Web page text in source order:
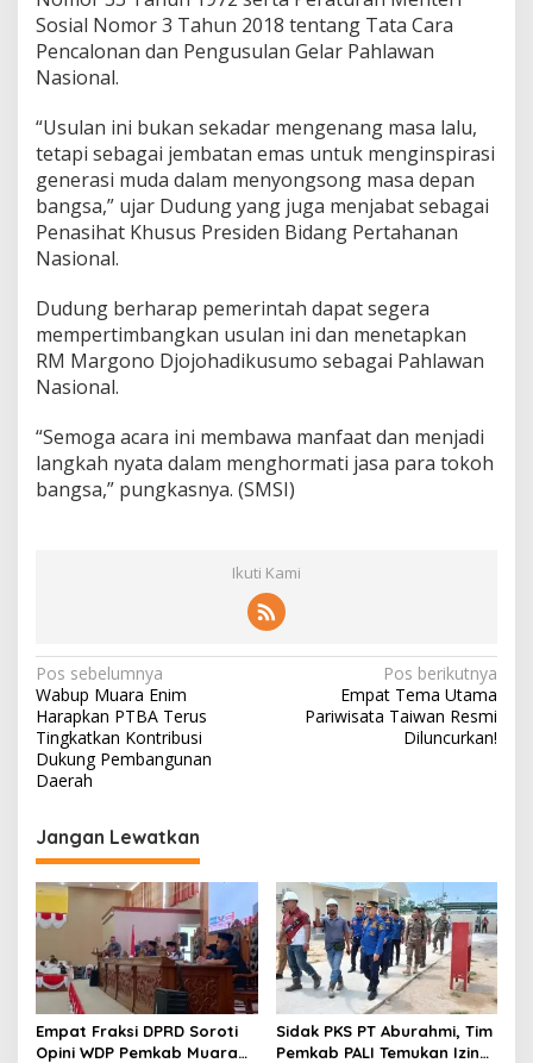
Sosial Nomor 3 Tahun 2018 tentang Tata Cara
Pencalonan dan Pengusulan Gelar Pahlawan
Nasional.
“Usulan ini bukan sekadar mengenang masa lalu,
tetapi sebagai jembatan emas untuk menginspirasi
generasi muda dalam menyongsong masa depan
bangsa,” ujar Dudung yang juga menjabat sebagai
Penasihat Khusus Presiden Bidang Pertahanan
Nasional.
Dudung berharap pemerintah dapat segera
mempertimbangkan usulan ini dan menetapkan
RM Margono Djojohadikusumo sebagai Pahlawan
Nasional.
“Semoga acara ini membawa manfaat dan menjadi
langkah nyata dalam menghormati jasa para tokoh
bangsa,” pungkasnya. (SMSI)
Ikuti Kami
N
a
v
i
a
s
i
p
o
s
Pos sebelumnya
Wabup Muara Enim
Harapkan PTBA Terus
Tingkatkan Kontribusi
Dukung Pembangunan
Daerah
Pos berikutnya
Empat Tema Utama
Pariwisata Taiwan Resmi
Diluncurkan!
Jangan Lewatkan
Empat Fraksi DPRD Soroti
Opini WDP Pemkab Muara
Sidak PKS PT Aburahmi, Tim
Pemkab PALI Temukan Izin